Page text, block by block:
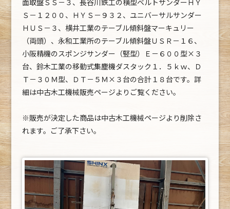
面取盤ＳＳ－３、長谷川鉄工の横型ベルトサンダーＨＹ
Ｓ－１２００、ＨＹＳ－９３２、ユニバーサルサンダー
ＨＵＳ－３、横井工業のテーブル傾斜盤マーキュリー
（両頭）、永和工業所のテーブル傾斜盤ＵＳＲ－１６、
小阪精機のスポンジサンダー（竪型）Ｅ－６００型×３
台、鈴木工業の移動式集塵機ダスタック１．５ｋｗ、Ｄ
Ｔ－３０Ｍ型、ＤＴ－５Ｍ×３台の合計１８台です。詳
細は中古木工機械販売ページよりご覧ください。
※販売が決定した商品は中古木工機械ページより削除さ
れます。ご了承下さい。